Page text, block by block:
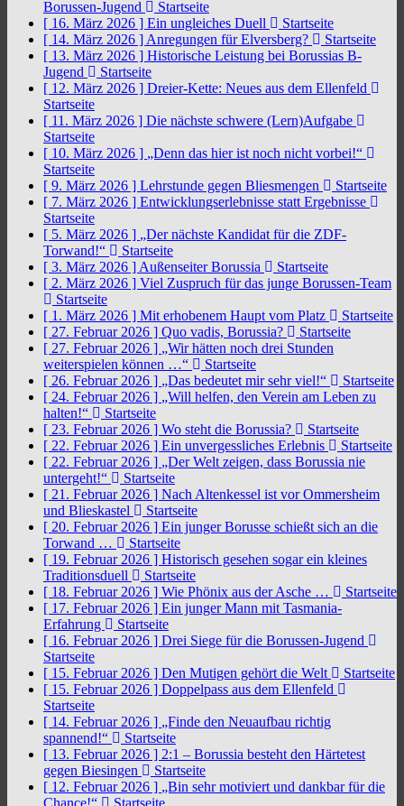
Borussen-Jugend
Startseite
[ 16. März 2026 ] Ein ungleiches Duell
Startseite
[ 14. März 2026 ] Anregungen für Elversberg?
Startseite
[ 13. März 2026 ] Historische Leistung bei Borussias B-
Jugend
Startseite
[ 12. März 2026 ] Dreier-Kette: Neues aus dem Ellenfeld
Startseite
[ 11. März 2026 ] Die nächste schwere (Lern)Aufgabe
Startseite
[ 10. März 2026 ] „Denn das hier ist noch nicht vorbei!“
Startseite
[ 9. März 2026 ] Lehrstunde gegen Bliesmengen
Startseite
[ 7. März 2026 ] Entwicklungserlebnisse statt Ergebnisse
Startseite
[ 5. März 2026 ] „Der nächste Kandidat für die ZDF-
Torwand!“
Startseite
[ 3. März 2026 ] Außenseiter Borussia
Startseite
[ 2. März 2026 ] Viel Zuspruch für das junge Borussen-Team
Startseite
[ 1. März 2026 ] Mit erhobenem Haupt vom Platz
Startseite
[ 27. Februar 2026 ] Quo vadis, Borussia?
Startseite
[ 27. Februar 2026 ] „Wir hätten noch drei Stunden
weiterspielen können …“
Startseite
[ 26. Februar 2026 ] „Das bedeutet mir sehr viel!“
Startseite
[ 24. Februar 2026 ] „Will helfen, den Verein am Leben zu
halten!“
Startseite
[ 23. Februar 2026 ] Wo steht die Borussia?
Startseite
[ 22. Februar 2026 ] Ein unvergessliches Erlebnis
Startseite
[ 22. Februar 2026 ] „Der Welt zeigen, dass Borussia nie
untergeht!“
Startseite
[ 21. Februar 2026 ] Nach Altenkessel ist vor Ommersheim
und Blieskastel
Startseite
[ 20. Februar 2026 ] Ein junger Borusse schießt sich an die
Torwand …
Startseite
[ 19. Februar 2026 ] Historisch gesehen sogar ein kleines
Traditionsduell
Startseite
[ 18. Februar 2026 ] Wie Phönix aus der Asche …
Startseite
[ 17. Februar 2026 ] Ein junger Mann mit Tasmania-
Erfahrung
Startseite
[ 16. Februar 2026 ] Drei Siege für die Borussen-Jugend
Startseite
[ 15. Februar 2026 ] Den Mutigen gehört die Welt
Startseite
[ 15. Februar 2026 ] Doppelpass aus dem Ellenfeld
Startseite
[ 14. Februar 2026 ] „Finde den Neuaufbau richtig
spannend!“
Startseite
[ 13. Februar 2026 ] 2:1 – Borussia besteht den Härtetest
gegen Biesingen
Startseite
[ 12. Februar 2026 ] „Bin sehr motiviert und dankbar für die
Chance!“
Startseite